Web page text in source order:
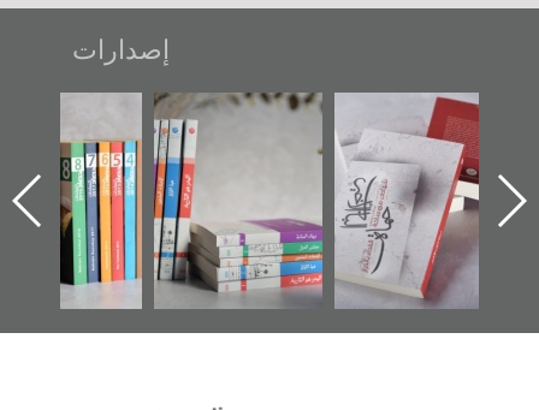
إصدارات
"حماة الباب الأخير":
الإصدار الأول عن
اعتصام الدراز
وأحداث ساحة
الفداء لمركز أوال
للدراسات والتوثيق
تصنيف موضوعي
للوثائق البريطانية
يقدمه «مركز أوال»
في سلسلة من 5
كتب
تصدر حصاد
الساحات 2019